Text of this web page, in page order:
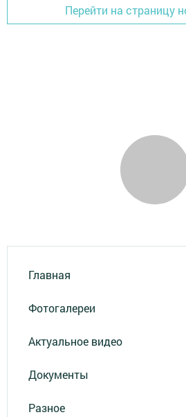
Перейти на страницу
Главная
Фотогалереи
Актуальное видео
Документы
Разное